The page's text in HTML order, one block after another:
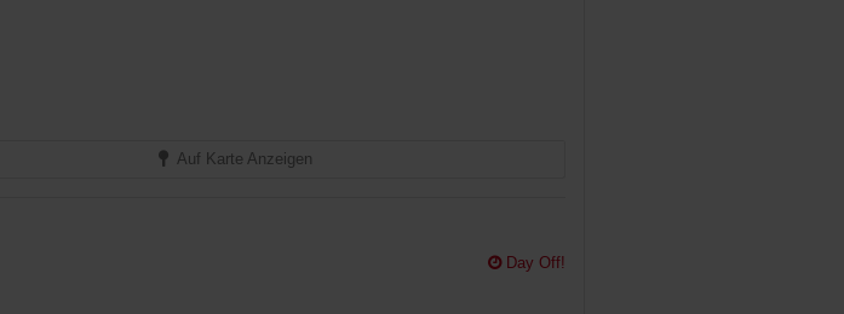
Auf Karte Anzeigen
Day Off!